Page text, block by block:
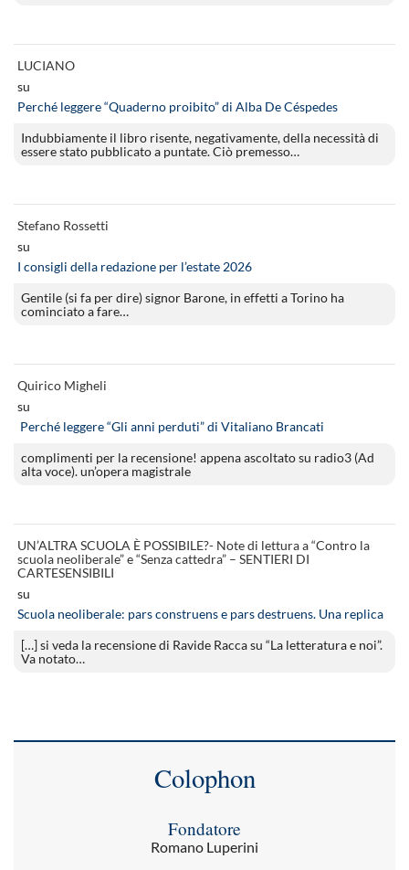
LUCIANO
su
Perché leggere “Quaderno proibito” di Alba De Céspedes
Indubbiamente il libro risente, negativamente, della necessità di
essere stato pubblicato a puntate. Ciò premesso…
Stefano Rossetti
su
I consigli della redazione per l’estate 2026
Gentile (si fa per dire) signor Barone, in effetti a Torino ha
cominciato a fare…
Quirico Migheli
su
Perché leggere “Gli anni perduti” di Vitaliano Brancati
complimenti per la recensione! appena ascoltato su radio3 (Ad
alta voce). un’opera magistrale
UN’ALTRA SCUOLA È POSSIBILE?- Note di lettura a “Contro la
scuola neoliberale” e “Senza cattedra” – SENTIERI DI
CARTESENSIBILI
su
Scuola neoliberale: pars construens e pars destruens. Una replica
[…] si veda la recensione di Ravide Racca su “La letteratura e noi”.
Va notato…
Colophon
Fondatore
Romano Luperini